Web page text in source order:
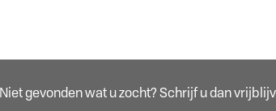
Niet gevonden wat u zocht? Schrijf u dan